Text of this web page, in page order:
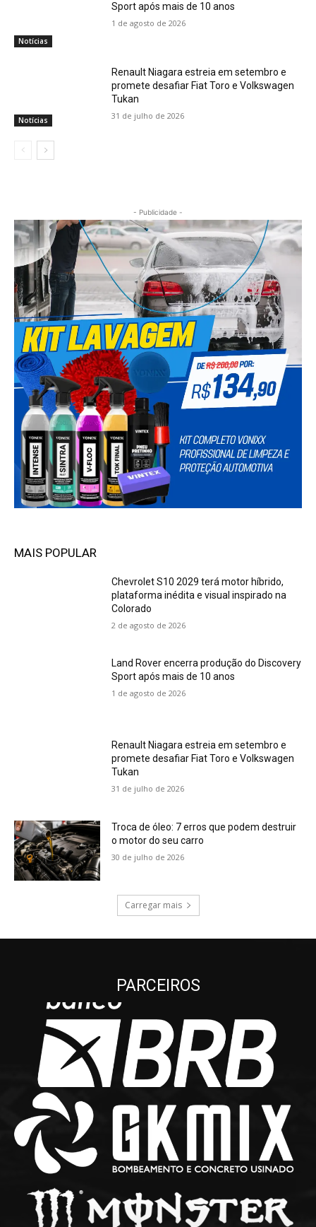
Notícias
Sport após mais de 10 anos
1 de agosto de 2026
Notícias
Renault Niagara estreia em setembro e
promete desafiar Fiat Toro e Volkswagen
Tukan
31 de julho de 2026
- Publicidade -
MAIS POPULAR
Chevrolet S10 2029 terá motor híbrido,
plataforma inédita e visual inspirado na
Colorado
2 de agosto de 2026
Land Rover encerra produção do Discovery
Sport após mais de 10 anos
1 de agosto de 2026
Renault Niagara estreia em setembro e
promete desafiar Fiat Toro e Volkswagen
Tukan
31 de julho de 2026
Troca de óleo: 7 erros que podem destruir
o motor do seu carro
30 de julho de 2026
Carregar mais
PARCEIROS